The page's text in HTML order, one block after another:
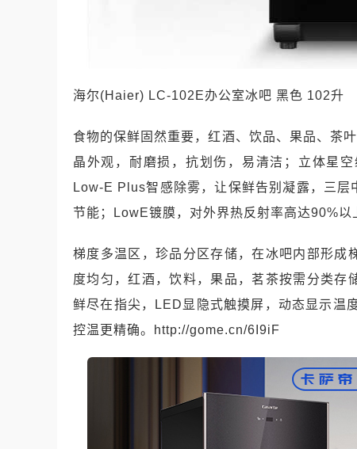
海尔(Haier) LC-102E办公室冰吧 黑色 102升
食物的保鲜固然重要，红酒、饮品、果品、茶
晶外观，耐磨损，抗划伤，易清洁；立体星
Low-E Plus智感除雾，让保鲜告别凝露，三
节能；LowE镀膜，对外界热反射率高达90%以
梯度多温区，珍品分区存储，在冰吧内部形成
度均匀，红酒，饮料，果品，茗茶按需分类存
鲜尽在指尖，LED显隐式触摸屏，动态显示温
控温更精确。http://gome.cn/6I9iF